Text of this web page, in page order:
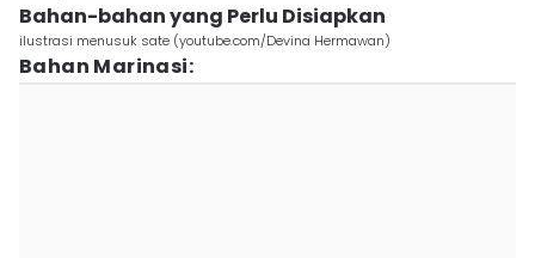
Bahan-bahan yang Perlu Disiapkan
ilustrasi menusuk sate (youtube.com/Devina Hermawan)
Bahan Marinasi: